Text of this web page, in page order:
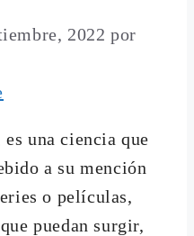
2022 por
una ciencia que
a su mención
o películas,
puedan surgir,